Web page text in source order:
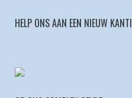
HELP ONS AAN EEN NIEUW